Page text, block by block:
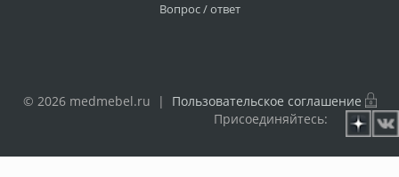
Вопрос / ответ
© 2026 medmebel.ru | Пользовательское соглашение
Присоединяйтесь: